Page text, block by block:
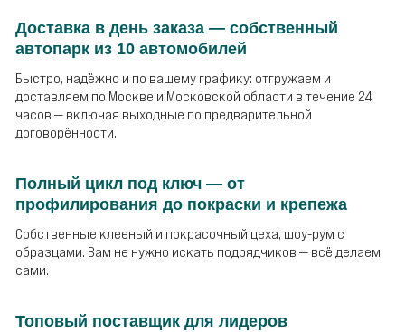
Доставка в день заказа — собственный
автопарк из 10 автомобилей
Быстро, надёжно и по вашему графику: отгружаем и
доставляем по Москве и Московской области в течение 24
часов — включая выходные по предварительной
договорённости.
Полный цикл под ключ — от
профилирования до покраски и крепежа
Собственные клееный и покрасочный цеха, шоу-рум с
образцами. Вам не нужно искать подрядчиков — всё делаем
сами.
Топовый поставщик для лидеров